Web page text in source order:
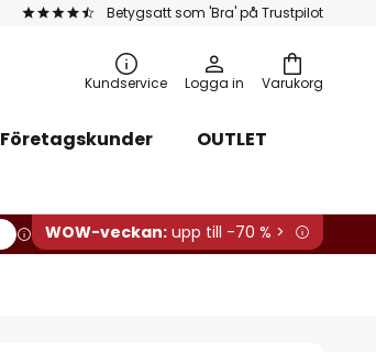
Betygsatt som 'Bra' på Trustpilot
Varukorg
Kundservice Logga in
Företagskunder
OUTLET
WOW-veckan: upp till -70 % >